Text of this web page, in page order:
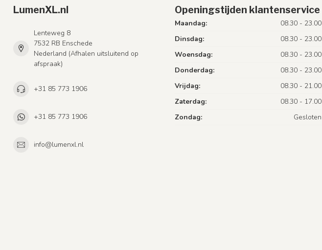
LumenXL.nl
Lenteweg 8
7532 RB Enschede
Nederland (Afhalen uitsluitend op
afspraak)
+31 85 773 1906
+31 85 773 1906
info@lumenxl.nl
Openingstijden klantenservice
Maandag:
08.30 - 23.00
Dinsdag:
08.30 - 23.00
Woensdag:
08.30 - 23.00
Donderdag:
08.30 - 23.00
Vrijdag:
08.30 - 21.00
Zaterdag:
08.30 - 17.00
Zondag:
Gesloten